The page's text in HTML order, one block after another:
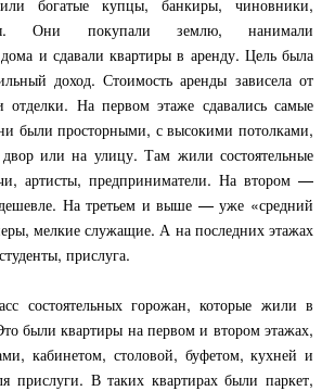
Они покупали землю, нанимали
и сдавали квартиры в аренду. Цель была
доход. Стоимость аренды зависела от
отделки. На первом этаже сдавались самые
были просторными, с высокими потолками,
или на улицу. Там жили состоятельные
артисты, предприниматели. На втором —
На третьем и выше — уже «средний
мелкие служащие. А на последних этажах
прислуга.
состоятельных горожан, которые жили в
были квартиры на первом и втором этажах,
кабинетом, столовой, буфетом, кухней и
прислуги. В таких квартирах были паркет,